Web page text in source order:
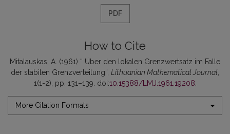
PDF
How to Cite
Mitalauskas, A. (1961) “ Über den lokalen Grenzwertsatz im Falle
der stabilen Grenzverteilung”, Lithuanian Mathematical Journal
1(1-2), pp. 131–139. doi:10.15388/LMJ.1961.19208
More Citation Formats